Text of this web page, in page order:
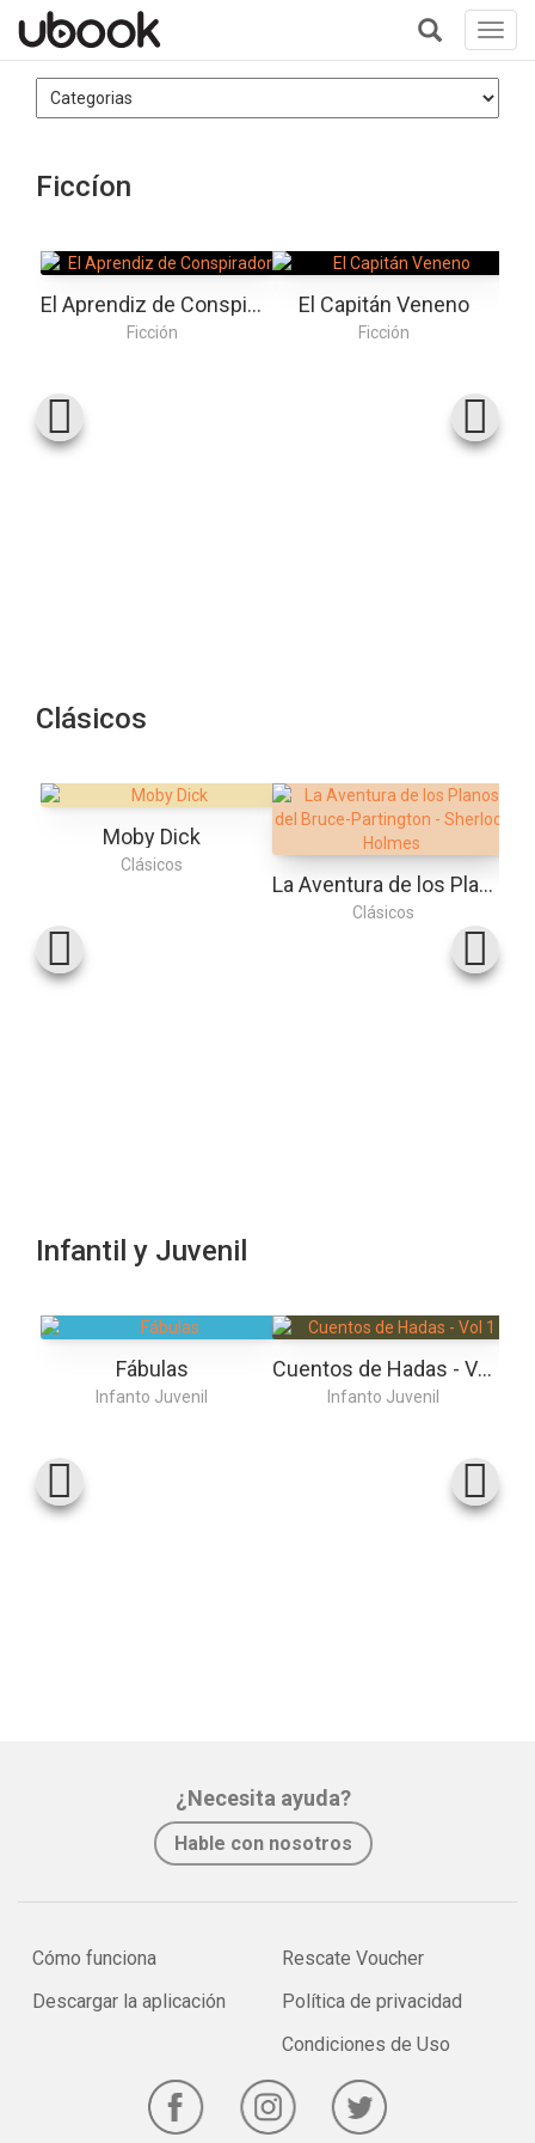
+
Ficcíon
El Aprendiz de Conspirador
Ficción
El Capitán Veneno
Ficción
Clásicos
Moby Dick
Clásicos
La Aventura de los Planos del Bruce-Partington - Sherlock Holmes
Clásicos
Infantil y Juvenil
Fábulas
Infanto Juvenil
Cuentos de Hadas - Vol 1
Infanto Juvenil
¿Necesita ayuda?
Hable con nosotros
Cómo funciona
Descargar la aplicación
Rescate Voucher
Política de privacidad
Condiciones de Uso